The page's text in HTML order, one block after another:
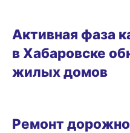
Активная фаза
в Хабаровске
жилых домов
Ремонт